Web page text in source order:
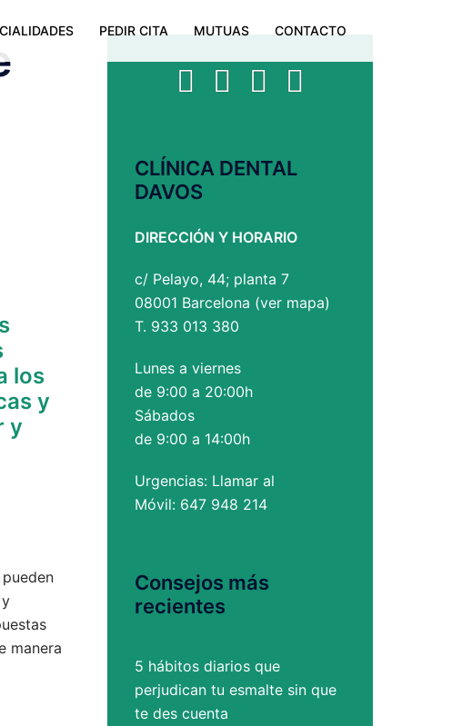
PEDIR CITA MUTUAS CONTACTO
los
y
y
manera
Facebook
Twitter YouTube
CLÍNICA DENTAL
DAVOS
DIRECCIÓN Y HORARIO
c/ Pelayo, 44; planta 7
08001 Barcelona (ver mapa)
T. 933 013 380
Lunes a viernes
de 9:00 a 20:00h
Sábados
de 9:00 a 14:00h
Urgencias: Llamar al
Móvil: 647 948 214
Consejos más
recientes
5 hábitos diarios que
perjudican tu esmalte sin que
te des cuenta